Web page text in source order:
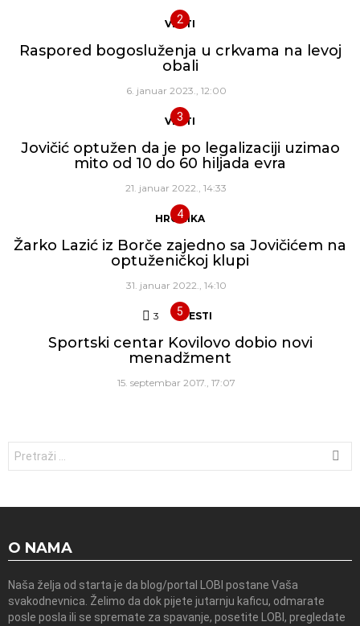
VESTI
Raspored bogosluženja u crkvama na levoj
obali
6. januar 2023., 12:00
VESTI
Jovičić optužen da je po legalizaciji uzimao
mito od 10 do 60 hiljada evra
21. januar 2022., 14:33
HRONIKA
Žarko Lazić iz Borče zajedno sa Jovičićem na
optuženičkoj klupi
31. januar 2022., 14:10
3 Komentara
VESTI
Sportski centar Kovilovo dobio novi
menadžment
15. septembar 2017., 17:07
O NAMA
Naša želja od starta je da blog/portal LOBI postane Vaša
svakodnevnica. Želimo da dok pijete jutarnju kaficu, odmarate
posle posla ili se spremate za spavanje, posetite LOBI, pregledate